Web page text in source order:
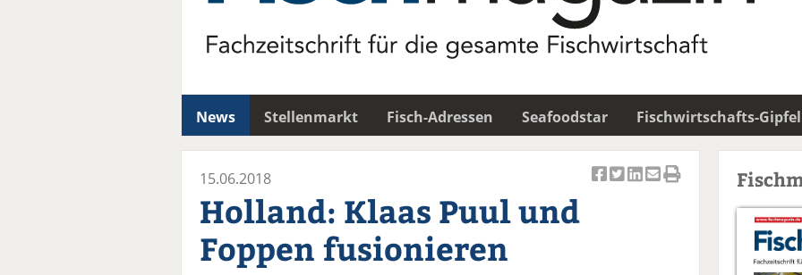
News Stellenmarkt Fisch-Adressen Seafoodstar Fischwirtschafts-Gipfel
15.06.2018
Holland: Klaas Puul und
Foppen fusionieren